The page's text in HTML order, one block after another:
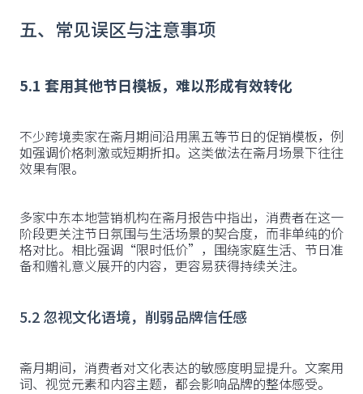
五、常见误区与注意事项
5.1 套用其他节日模板，难以形成有效转化
不少跨境卖家在斋月期间沿用黑五等节日的促销模板，例
如强调价格刺激或短期折扣。这类做法在斋月场景下往往
效果有限。
多家中东本地营销机构在斋月报告中指出，消费者在这一
阶段更关注节日氛围与生活场景的契合度，而非单纯的价
格对比。相比强调“限时低价”，围绕家庭生活、节日准
备和赠礼意义展开的内容，更容易获得持续关注。
5.2 忽视文化语境，削弱品牌信任感
斋月期间，消费者对文化表达的敏感度明显提升。文案用
词、视觉元素和内容主题，都会影响品牌的整体感受。